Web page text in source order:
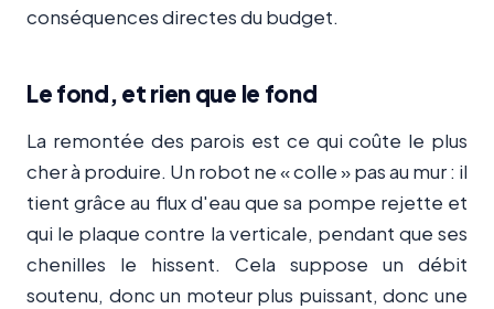
conséquences directes du budget.
Le fond, et rien que le fond
La remontée des parois est ce qui coûte le plus
cher à produire. Un robot ne « colle » pas au mur : il
tient grâce au flux d'eau que sa pompe rejette et
qui le plaque contre la verticale, pendant que ses
chenilles le hissent. Cela suppose un débit
soutenu, donc un moteur plus puissant, donc une